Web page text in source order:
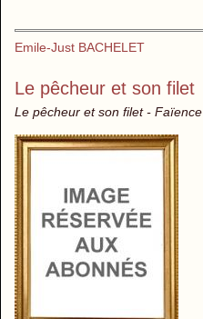
Emile-Just BACHELET
Le pêcheur et son filet
Le pêcheur et son filet -